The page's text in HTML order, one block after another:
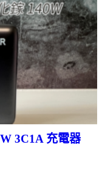
3C1A 充電器